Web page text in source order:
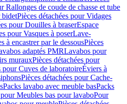
Rallonges de coude de chasse et tube
bidetPièces détachées pour Vidages
pour Douilles à braserEspace
pour Vasques à poserLave-
à encastrer par le dessousPièces
adaptés PMRLavabos pour
murauxPièces détachées pour
pour Cuves de laboratoireÉviers à
Pièces détachées pour Cache-
Packs lavabo avec meuble basPacks
pour Meubles bas pour lavaboPour